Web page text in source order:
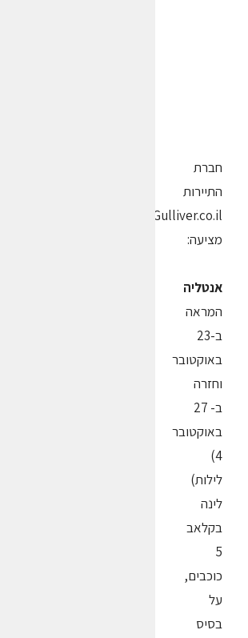
חברת
התיירות
Gulliver.co.il
מציעה:
אנטליה
המראה
ב-23
באוקטובר
וחזרה
ב- 27
באוקטובר
4)
לילות)
לינה
בקלאב
5
כוכבים,
על
בסיס